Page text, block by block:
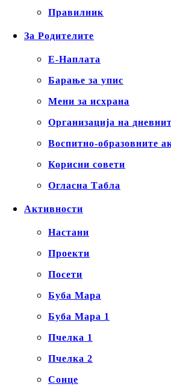
Правилник
За Родителите
Е-Наплата
Барање за упис
Мени за исхрана
Организација на
Воспитно-образовните
Корисни совети
Огласна Табла
Активности
Настани
Проекти
Посети
Буба Мара
Буба Мара 1
Пчелка 1
Пчелка 2
Сонце